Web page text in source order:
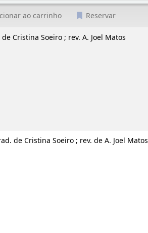
ao carrinho Reservar
Cristina Soeiro ; rev. A. Joel Matos
de Cristina Soeiro ; rev. de A. Joel Matos